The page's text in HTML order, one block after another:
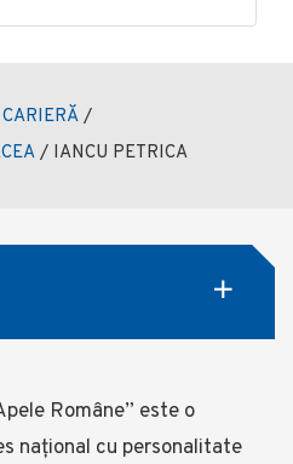
CARIERĂ /
/ IANCU PETRICA
Române” este o
național cu personalitate